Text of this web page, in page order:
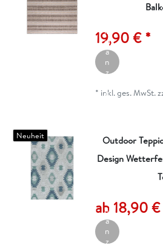
19,90 € *
ik
el
a
n
z
g
* inkl. ges. MwSt.
Neuheit
Outdoor
Design
ab 18,90
ik
el
a
n
z